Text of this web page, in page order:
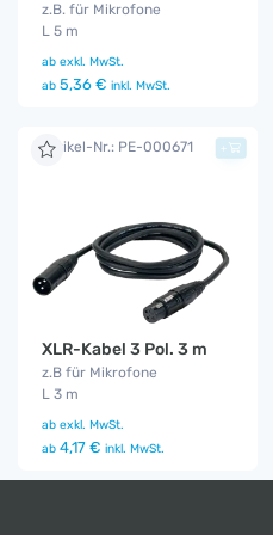
z.B. für Mikrofone
L 5 m
ab exkl. MwSt.
ab 5,36 € inkl. MwSt.
Artikel-Nr.: PE-000671
XLR-Kabel 3 Pol. 3 m
z.B für Mikrofone
L 3 m
ab exkl. MwSt.
ab 4,17 € inkl. MwSt.
+